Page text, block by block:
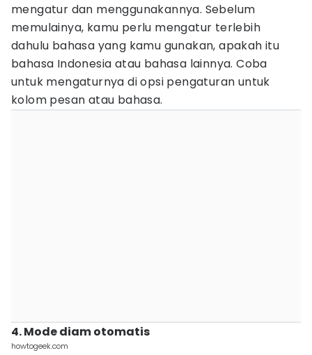
mengatur dan menggunakannya. Sebelum
memulainya, kamu perlu mengatur terlebih
dahulu bahasa yang kamu gunakan, apakah itu
bahasa Indonesia atau bahasa lainnya. Coba
untuk mengaturnya di opsi pengaturan untuk
kolom pesan atau bahasa.
4. Mode diam otomatis
howtogeek.com